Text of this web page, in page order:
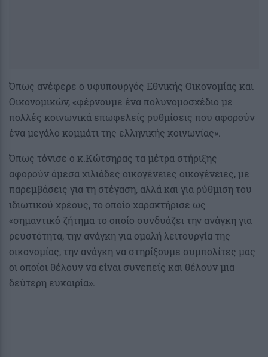
Όπως ανέφερε ο υφυπουργός Εθνικής Οικονομίας και
Οικονομικών, «φέρνουμε ένα πολυνομοσχέδιο με
πολλές κοινωνικά επωφελείς ρυθμίσεις που αφορούν
ένα μεγάλο κομμάτι της ελληνικής κοινωνίας».
Όπως τόνισε ο κ.Κώτσηρας τα μέτρα στήριξης
αφορούν άμεσα χιλιάδες οικογένειες οικογένειες, με
παρεμβάσεις για τη στέγαση, αλλά και για ρύθμιση του
ιδιωτικού χρέους, το οποίο χαρακτήρισε ως
«σημαντικό ζήτημα το οποίο συνδυάζει την ανάγκη για
ρευστότητα, την ανάγκη για ομαλή λειτουργία της
οικονομίας, την ανάγκη να στηρίξουμε συμπολίτες μας
οι οποίοι θέλουν να είναι συνεπείς και θέλουν μια
δεύτερη ευκαιρία».